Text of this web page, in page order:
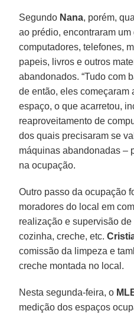
Segundo Nana, porém,
ao prédio, encontraram
computadores, telefones,
papeis, livros e outros
abandonados. “Tudo com
de então, eles começaram
espaço, o que acarretou,
reaproveitamento de
dos quais precisaram se
máquinas abandonadas –
na ocupação.
Outro passo da ocupação
moradores do local em
realização e supervisão
cozinha, creche, etc.
comissão da limpeza e
creche montada no local.
Nesta segunda-feira, o
medição dos espaços